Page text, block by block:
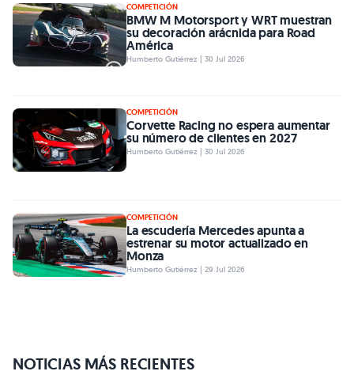
COMPETICIÓN
BMW M Motorsport y WRT muestran
su decoración arácnida para Road
América
Humberto Gutiérrez | 30 Jul 2026
COMPETICIÓN
Corvette Racing no espera aumentar
su número de clientes en 2027
Humberto Gutiérrez | 30 Jul 2026
COMPETICIÓN
La escudería Mercedes apunta a
estrenar su motor actualizado en
Monza
Humberto Gutiérrez | 29 Jul 2026
NOTICIAS MÁS RECIENTES